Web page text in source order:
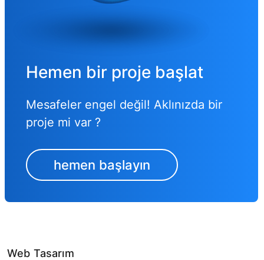
Hemen bir proje başlat
Mesafeler engel değil! Aklınızda bir
proje mi var ?
hemen başlayın
Web Tasarım